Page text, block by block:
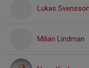
Lukas
Milian Lindman